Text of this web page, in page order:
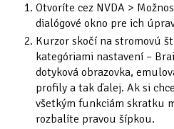
Otvoríte cez NVDA >
dialógové okno pre ich
Kurzor skočí na stromovú
kategóriami nastavení –
dotyková obrazovka,
profily a tak ďalej. Ak si
všetkým funkciám skratku
rozbalíte pravou šípkou.